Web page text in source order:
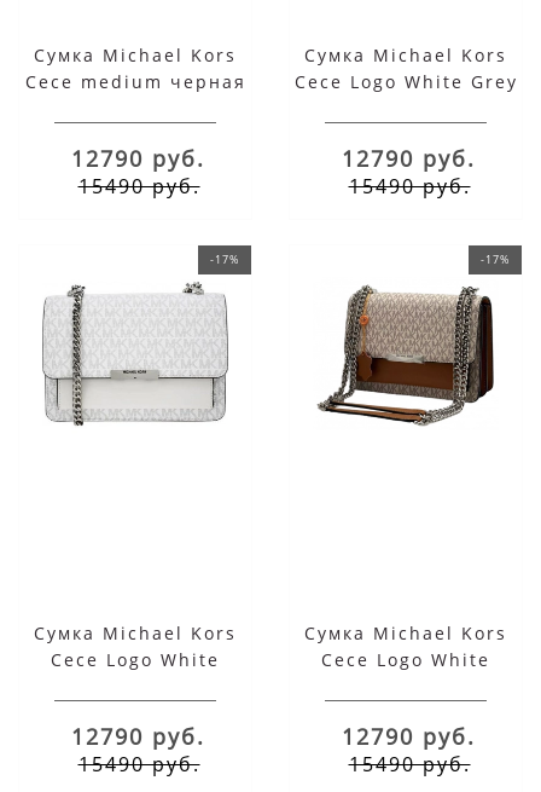
Сумка Michael Kors
Cece medium черная
12790 руб.
15490 руб.
Сумка Michael Kors
Cece Logo White Grey
12790 руб.
15490 руб.
-17%
Сумка Michael Kors
Cece Logo White
12790 руб.
15490 руб.
-17%
Сумка Michael Kors
Cece Logo White
12790 руб.
15490 руб.